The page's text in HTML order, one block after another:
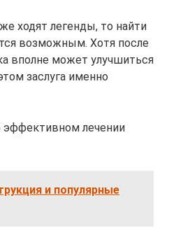
ходят легенды, то найти
возможным. Хотя после
вполне может улучшиться
заслуга именно
эффективном лечении
и популярные